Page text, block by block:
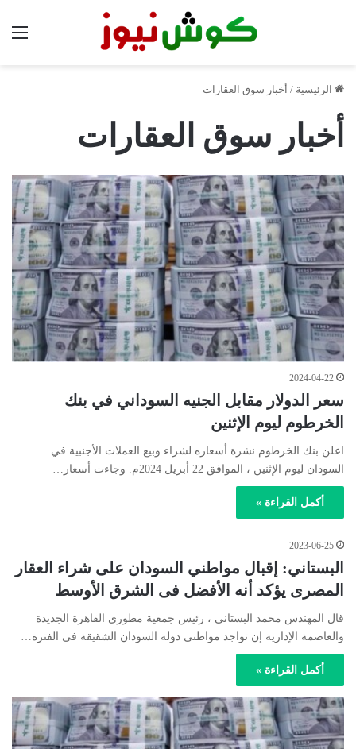
الرئيسية / أخبار سوق العقارات
أخبار سوق العقارات
2024-04-22
سعر الدولار مقابل الجنيه السوداني في بنك
الخرطوم ليوم الإثنين
اعلن بنك الخرطوم نشرة أسعاره لشراء وبيع العملات الأجنبية في
السودان ليوم الإثنين ، الموافق 22 أبريل 2024م. وجاءت أسعار…
أكمل القراءة »
2023-06-25
البستاني: إقبال مواطني السودان على شراء العقار
المصرى يؤكد أنه الأفضل فى الشرق الأوسط
قال المهندس محمد البستاني ، رئيس جمعية مطورى القاهرة الجديدة
والعاصمة الإدارية إن تواجد مواطنى دولة السودان الشقيقة فى الفترة…
أكمل القراءة »